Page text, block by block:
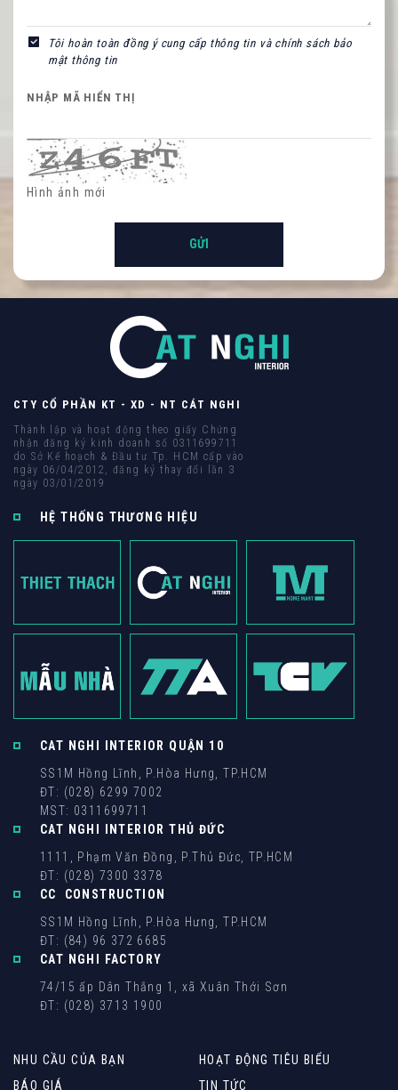
Tôi hoàn toàn đồng ý cung cấp thông tin và chính sách bảo
mật thông tin
NHẬP MÃ HIỂN THỊ
Hình ảnh mới
CTY CỔ PHẦN KT - XD - NT CÁT NGHI
Thành lập và hoạt động theo giấy Chứng
nhận đăng ký kinh doanh số 0311699711
do Sở Kế hoạch & Đầu tư Tp. HCM cấp vào
ngày 06/04/2012, đăng ký thay đổi lần 3
ngày 03/01/2019
HỆ THỐNG THƯƠNG HIỆU
CAT NGHI INTERIOR QUẬN 10
SS1M Hồng Lĩnh, P.Hòa Hưng, TP.HCM
ĐT: (028) 6299 7002
MST: 0311699711
CAT NGHI INTERIOR THỦ ĐỨC
1111, Phạm Văn Đồng, P.Thủ Đức, TP.HCM
ĐT: (028) 7300 3378
CC CONSTRUCTION
SS1M Hồng Lĩnh, P.Hòa Hưng, TP.HCM
ĐT: (84) 96 372 6685
CAT NGHI FACTORY
74/15 ấp Dân Thắng 1, xã Xuân Thới Sơn
ĐT: (028) 3713 1900
NHU CẦU CỦA BẠN
HOẠT ĐỘNG TIÊU BIỂU
BÁO GIÁ
TIN TỨC
Hình ảnh mới